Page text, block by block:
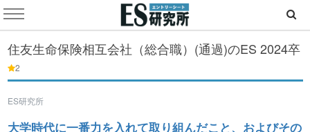
住友生命保険相互会社（総合職）(通過)のES 2024卒
2
ES研究所
大学時代に一番力を入れて取り組んだこと、およびその